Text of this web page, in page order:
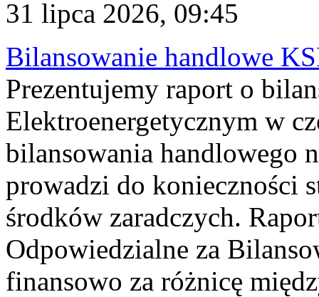
31 lipca 2026, 09:45
Bilansowanie handlowe
Prezentujemy raport o
Elektroenergetycznym w
bilansowania handlowego
prowadzi do konieczności
środków zaradczych.
Odpowiedzialne za
finansowo za różnicę